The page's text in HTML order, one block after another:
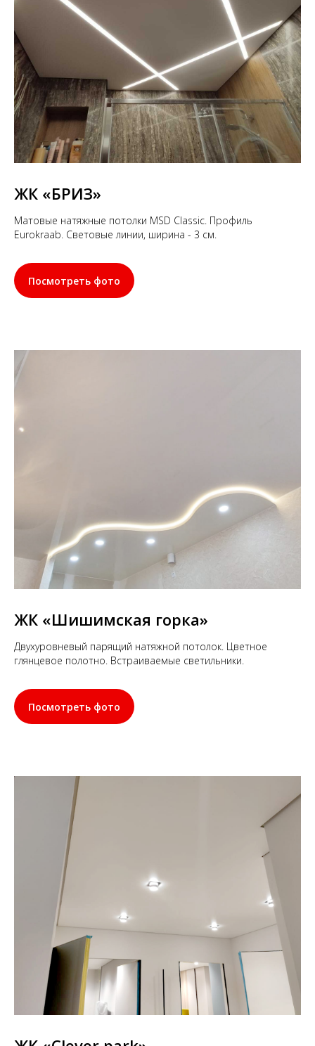
ЖК «БРИЗ»
Матовые натяжные потолки MSD Classic. Профиль
Eurokraab. Световые линии, ширина - 3 см.
Посмотреть фото
ЖК «Шишимская горка»
Двухуровневый парящий натяжной потолок. Цветное
глянцевое полотно. Встраиваемые светильники.
Посмотреть фото